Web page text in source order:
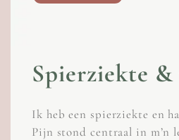
Spierziekte
Ik heb een spierziekte en
Pijn stond centraal in m’n